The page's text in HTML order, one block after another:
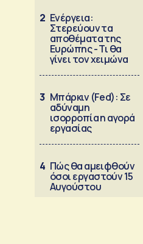
2 Ενέργεια:
Στερεύουν τα
αποθέματα της
Ευρώπης - Τι θα
γίνει τον χειμώνα
3 Μπάρκιν (Fed): Σε
αδύναμη
ισορροπία η αγορά
εργασίας
4 Πώς θα αμειφθούν
όσοι εργαστούν 15
Αυγούστου